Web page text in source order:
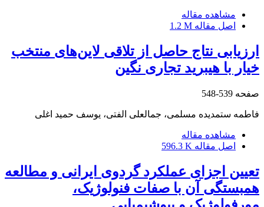
مشاهده مقاله
اصل مقاله 1.2 M
ارزیابی نتاج حاصل از تلاقی لاین‌های منتخب
خیار با هیبرید تجاری نگین
صفحه 539-548
فاطمه ستمدیده مسلمی، جمالعلی الفتی، یوسف حمید اغلی
مشاهده مقاله
اصل مقاله 596.3 K
تعیین اجزای عملکرد گردوی ایرانی و مطالعه
همبستگی آن با صفات فنولوژیک،